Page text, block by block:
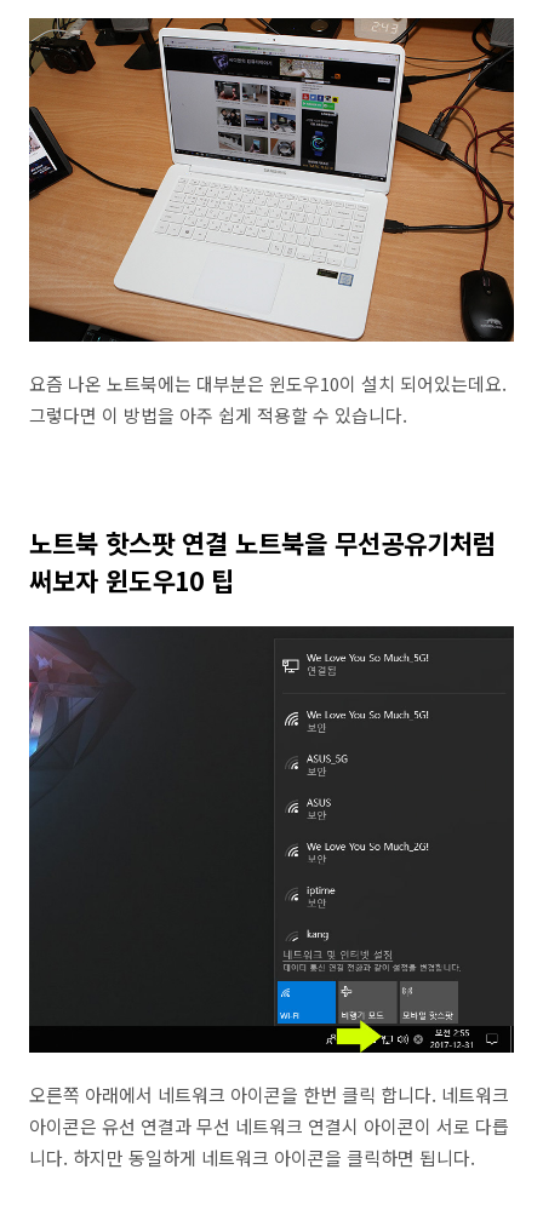
요즘 나온 노트북에는 대부분은 윈도우10이 설치 되어있는데요.
그렇다면 이 방법을 아주 쉽게 적용할 수 있습니다.
노트북 핫스팟 연결 노트북을 무선공유기처럼
써보자 윈도우10 팁
오른쪽 아래에서 네트워크 아이콘을 한번 클릭 합니다. 네트워크
아이콘은 유선 연결과 무선 네트워크 연결시 아이콘이 서로 다릅
니다. 하지만 동일하게 네트워크 아이콘을 클릭하면 됩니다.